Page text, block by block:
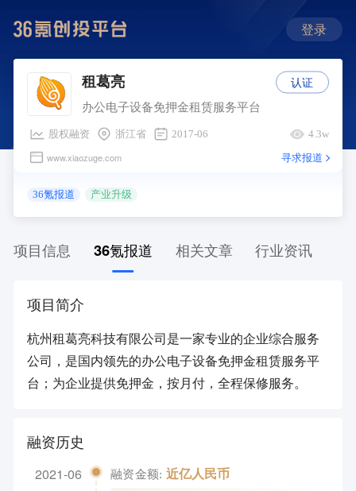
登录
租葛亮
办公电子设备免押金租赁服务平台
股权融资 浙江省 2017-06 4.3w
www.xiaozuge.com 寻求报道
36氪报道 产业升级
认证
项目信息 36氪报道 相关文章 行业资讯
项目简介
杭州租葛亮科技有限公司是一家专业的企业综合服务
公司，是国内领先的办公电子设备免押金租赁服务平
台；为企业提供免押金，按月付，全程保修服务。
融资历史
2021-06 融资金额: 近亿人民币